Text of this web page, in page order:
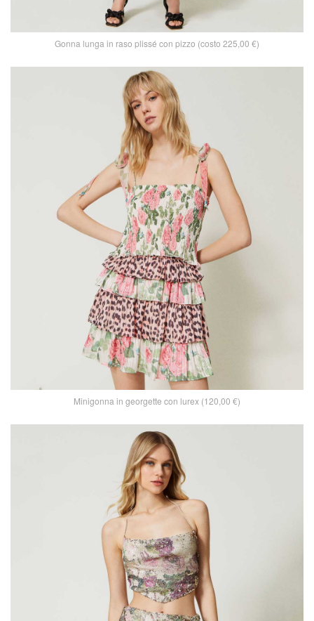
Gonna lunga in raso plissé con pizzo (costo 225,00 €)
Minigonna in georgette con lurex (120,00 €)